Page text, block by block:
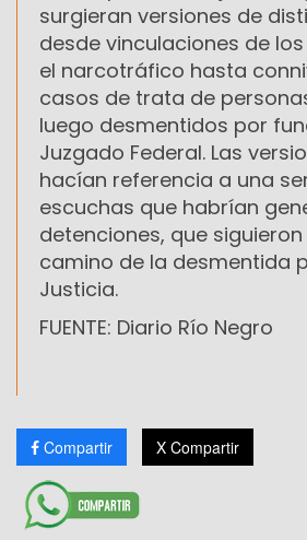
surgieran versiones de
desde vinculaciones de
el narcotráfico hasta
casos de trata de
luego desmentidos por
Juzgado Federal. Las
hacían referencia a una
escuchas que habrían
detenciones, que
camino de la desmentida
Justicia.
FUENTE: Diario Río Negro
Compartir X Compartir